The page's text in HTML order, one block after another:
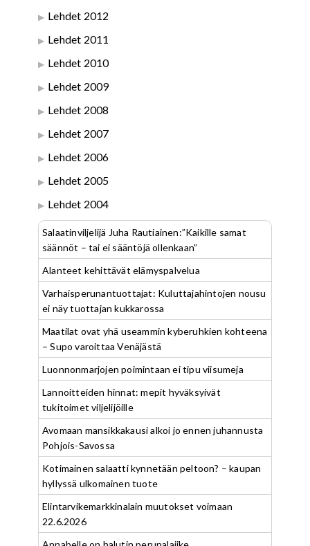
Lehdet 2012
Lehdet 2011
Lehdet 2010
Lehdet 2009
Lehdet 2008
Lehdet 2007
Lehdet 2006
Lehdet 2005
Lehdet 2004
Salaatinviljelijä Juha Rautiainen:”Kaikille samat
säännöt – tai ei sääntöjä ollenkaan”
Alanteet kehittävät elämyspalvelua
Varhaisperunantuottajat: Kuluttajahintojen nousu
ei näy tuottajan kukkarossa
Maatilat ovat yhä useammin kyberuhkien kohteena
– Supo varoittaa Venäjästä
Luonnonmarjojen poimintaan ei tipu viisumeja
Lannoitteiden hinnat: mepit hyväksyivät
tukitoimet viljelijöille
Avomaan mansikkakausi alkoi jo ennen juhannusta
Pohjois-Savossa
Kotimainen salaatti kynnetään peltoon? – kaupan
hyllyssä ulkomainen tuote
Elintarvikemarkkinalain muutokset voimaan
22.6.2026